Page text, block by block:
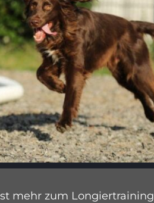
mehr zum Longiertraining